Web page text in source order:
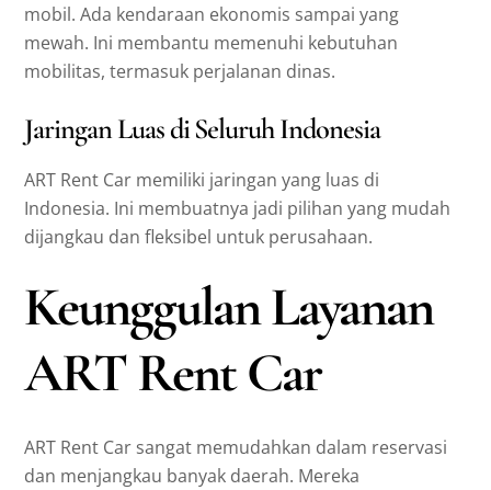
mobil. Ada kendaraan ekonomis sampai yang
mewah. Ini membantu memenuhi kebutuhan
mobilitas, termasuk perjalanan dinas.
Jaringan Luas di Seluruh Indonesia
ART Rent Car memiliki jaringan yang luas di
Indonesia. Ini membuatnya jadi pilihan yang mudah
dijangkau dan fleksibel untuk perusahaan.
Keunggulan Layanan
ART Rent Car
ART Rent Car sangat memudahkan dalam reservasi
dan menjangkau banyak daerah. Mereka